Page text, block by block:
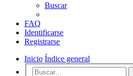
Buscar
FAQ
Identificarse
Registrarse
Inicio Índice general